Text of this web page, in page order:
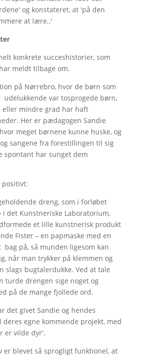
og konstateret, at 'på den
at lære..'
konkrete succeshistorier, som
meldt tilbage om.
på Nørrebro, hvor de børn som
var tosprogede børn,
eller mindre grad har haft
Her er pædagogen Sandie
meget børnene kunne huske, og
sangene fra forestillingen til sig
spontant har sunget dem
positivt:
dreng, som i forløbet
det Kunstneriske Laboratorium,
et lille kunstnerisk produkt
Fister – en papmaske med en
på, så munden ligesom kan
når man trykker på klemmen og
slags bugtalerdukke. Ved at tale
turde drengen sige noget og
på de mange fjollede ord.
det givet Sandie og hendes
egne kommende projekt, med
er vilde dyr'.
er blevet så sprogligt funktionel, at